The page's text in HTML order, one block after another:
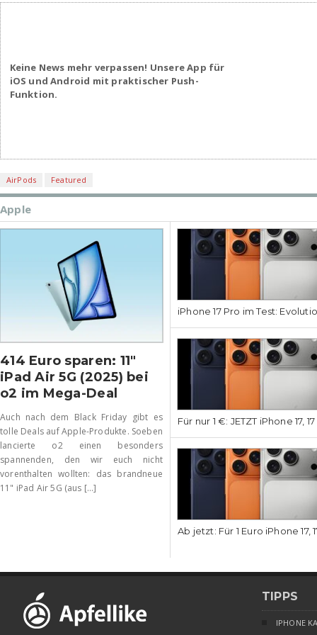
Keine News mehr verpassen! Unsere App für
iOS und Android mit praktischer Push-
Funktion.
AirPods Featured
Apple
414 Euro sparen: 11″
iPad Air 5G (2025) bei
o2 im Mega-Deal
Auch nach dem Black Friday gibt es
tolle Deals auf Apple-Produkte. Soeben
lancierte o2 einen besonders
spannenden, den wir euch nicht
vorenthalten wollten: das brandneue
11" iPad Air 5G (aus [...]
iPhone 17 Pro im Test:
Für nur 1 €: JETZT iPhone 17,
Ab jetzt: Für 1 Euro iPhone
TIPPS
IPHONE